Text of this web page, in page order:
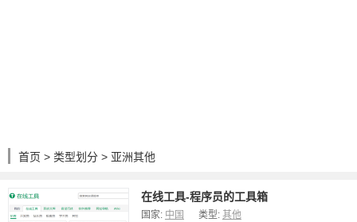
首页 > 类型划分 > 亚洲其他
在线工具-程序员的工具箱
国家: 中国 类型: 其他